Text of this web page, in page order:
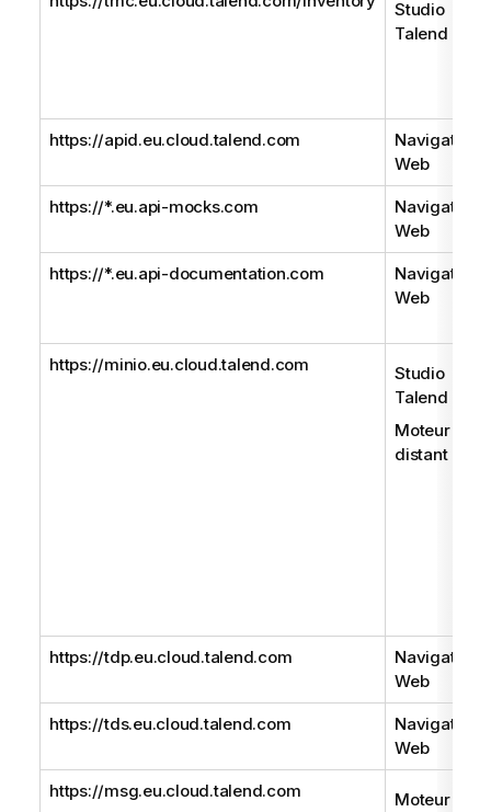
Studio
Talend
https://apid.eu.cloud.talend.com
Navigateur
Web
https://*.eu.api-mocks.com
Navigateur
Web
https://*.eu.api-documentation.com
Navigateur
Web
https://minio.eu.cloud.talend.com
Studio
Talend
Moteur
distant
https://tdp.eu.cloud.talend.com
Navigateur
Web
https://tds.eu.cloud.talend.com
Navigateur
Web
https://msg.eu.cloud.talend.com
Moteur